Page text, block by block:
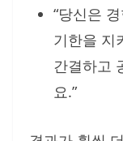
“당신은
기한을 지
간결하고
요.”